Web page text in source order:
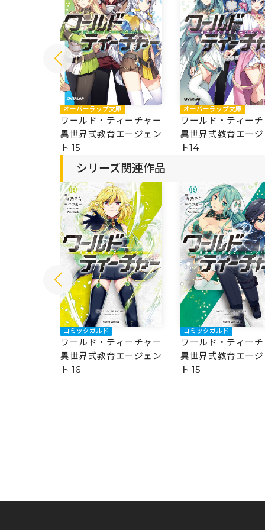
オーバーラップ文庫
ワールド・ティーチャー
異世界式教育エージェン
ト 15
オーバーラップ文庫
ワールド・ティー
異世界式教育エー
ト14
シリーズ関連作品
コミックガルド
ワールド・ティーチャー
異世界式教育エージェン
ト 16
コミックガルド
ワールド・ティー
異世界式教育エー
ト 15